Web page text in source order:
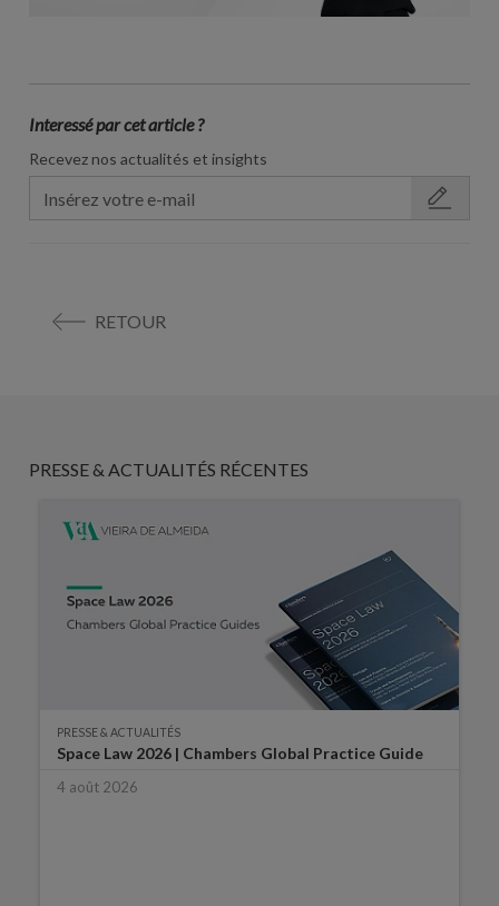
Interessé par cet article ?
Recevez nos actualités et insights
RETOUR
PRESSE & ACTUALITÉS RÉCENTES
PRESSE & ACTUALITÉS
Space Law 2026 | Chambers Global Practice Guide
4 août 2026